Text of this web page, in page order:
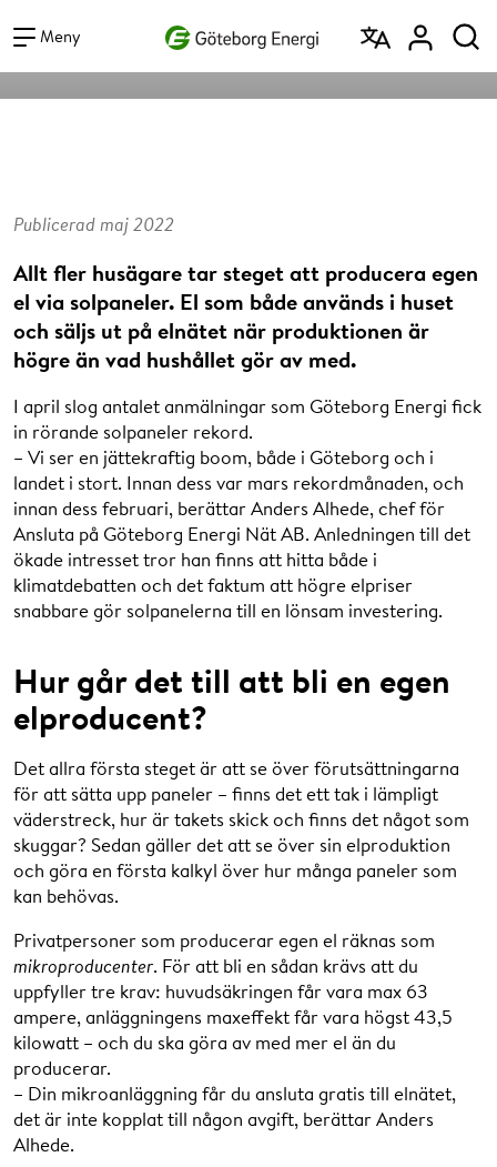
Meny
solpaneler?
Publicerad maj 2022
Allt fler husägare tar steget att producera egen
el via solpaneler. El som både används i huset
och säljs ut på elnätet när produktionen är
högre än vad hushållet gör av med.
I april slog antalet anmälningar som Göteborg Energi fick
in rörande solpaneler rekord.
– Vi ser en jättekraftig boom, både i Göteborg och i
landet i stort. Innan dess var mars rekordmånaden, och
innan dess februari, berättar Anders Alhede, chef för
Ansluta på Göteborg Energi Nät AB. Anledningen till det
ökade intresset tror han finns att hitta både i
klimatdebatten och det faktum att högre elpriser
snabbare gör solpanelerna till en lönsam investering.
Hur går det till att bli en egen
elproducent?
Det allra första steget är att se över förutsättningarna
för att sätta upp paneler – finns det ett tak i lämpligt
väderstreck, hur är takets skick och finns det något som
skuggar? Sedan gäller det att se över sin elproduktion
och göra en första kalkyl över hur många paneler som
kan behövas.
Privatpersoner som producerar egen el räknas som
mikroproducenter. För att bli en sådan krävs att du
uppfyller tre krav: huvudsäkringen får vara max 63
ampere, anläggningens maxeffekt får vara högst 43,5
kilowatt – och du ska göra av med mer el än du
producerar.
– Din mikroanläggning får du ansluta gratis till elnätet,
det är inte kopplat till någon avgift, berättar Anders
Alhede.